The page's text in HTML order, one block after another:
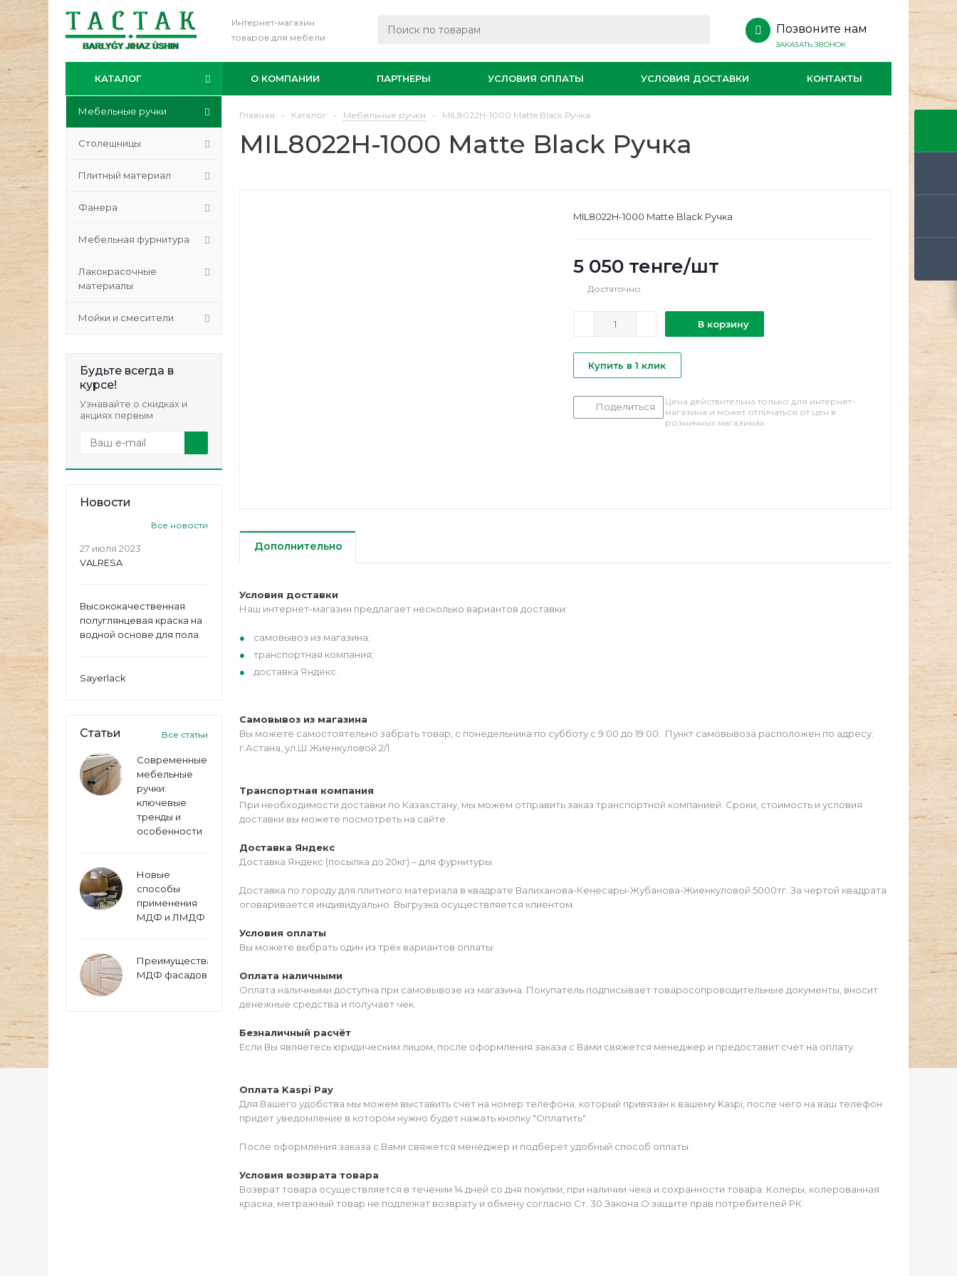
Интернет-магазин
товаров для мебели
Позвоните нам
ЗАКАЗАТЬ ЗВОНОК
КАТАЛОГ О КОМПАНИИ ПАРТНЕРЫ УСЛОВИЯ ОПЛАТЫ УСЛОВИЯ ДОСТАВКИ КОНТАКТЫ
Мебельные ручки
Столешницы
Плитный материал
Фанера
Мебельная фурнитура
Лакокрасочные
материалы
Мойки и смесители
Будьте всегда в
курсе!
Узнавайте о скидках и
акциях первым
Новости
Все новости
27 июля 2023
VALRESA
Высококачественная
полуглянцевая краска на
водной основе для пола.
Sayerlack
Статьи Все статьи
Современные
мебельные
ручки:
ключевые
тренды и
особенности
Новые
способы
применения
МДФ и ЛМДФ
Преимущества
МДФ фасадов
Главная - Каталог - Мебельные ручки - MIL8022H-1000 Matte Black Ручка
MIL8022H-1000 Matte Black Ручка
MIL8022H-1000 Matte Black Ручка
5 050 тенге/шт
Достаточно
В корзину
Купить в 1 клик
Поделиться
Цена действительна только для интернет-
магазина и может отличаться от цен в
розничных магазинах
Дополнительно
Условия доставки
Наш интернет-магазин предлагает несколько вариантов доставки:
самовывоз из магазина;
транспортная компания;
доставка Яндекс.
Самовывоз из магазина
Вы можете самостоятельно забрать товар, с понедельника по субботу с 9:00 до 19:00. Пункт самовывоза расположен по адресу:
г.Астана, ул.Ш.Жиенкуловой 2/1.
Транспортная компания
При необходимости доставки по Казахстану, мы можем отправить заказ транспортной компанией. Сроки, стоимость и условия
доставки вы можете посмотреть на сайте.
Доставка Яндекс
Доставка Яндекс (посылка до 20кг) – для фурнитуры.
Доставка по городу для плитного материала в квадрате Валиханова-Кенесары-Жубанова-Жиенкуловой 5000тг. За чертой квадрата
оговаривается индивидуально. Выгрузка осуществляется клиентом.
Условия оплаты
Вы можете выбрать один из трёх вариантов оплаты:
Оплата наличными
Оплата наличными доступна при самовывозе из магазина. Покупатель подписывает товаросопроводительные документы, вносит
денежные средства и получает чек.
Безналичный расчёт
Если Вы являетесь юридическим лицом, после оформления заказа с Вами свяжется менеджер и предоставит счет на оплату.
Оплата Kaspi Pay
Для Вашего удобства мы можем выставить счет на номер телефона, который привязан к вашему Kaspi, после чего на ваш телефон
придет уведомление в котором нужно будет нажать кнопку "Оплатить".
После оформления заказа с Вами свяжется менеджер и подберёт удобный способ оплаты.
Условия возврата товара
Возврат товара осуществляется в течении 14 дней со дня покупки, при наличии чека и сохранности товара. Колеры, колерованная
краска, метражный товар не подлежат возврату и обмену согласно Ст. 30 Закона О защите прав потребителей РК.